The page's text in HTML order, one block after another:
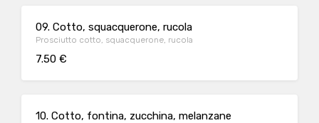
09. Cotto, squacquerone, rucola
Prosciutto cotto, squacquerone, rucola
7.50 €
10. Cotto, fontina, zucchina, melanzane